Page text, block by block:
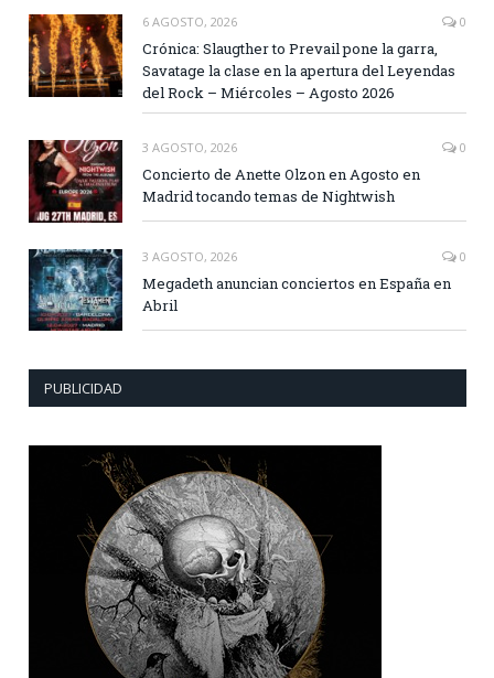
6 AGOSTO, 2026 0
Crónica: Slaugther to Prevail pone la garra,
Savatage la clase en la apertura del Leyendas
del Rock – Miércoles – Agosto 2026
3 AGOSTO, 2026 0
Concierto de Anette Olzon en Agosto en
Madrid tocando temas de Nightwish
3 AGOSTO, 2026 0
Megadeth anuncian conciertos en España en
Abril
PUBLICIDAD